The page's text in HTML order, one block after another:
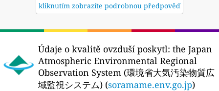
kliknutím zobrazíte podrobnou předpověď
Údaje o kvalitě ovzduší poskytl: the Japan
Atmospheric Environmental Regional
Observation System (環境省大気汚染物質広
域監視システム) (soramame.env.go.jp)